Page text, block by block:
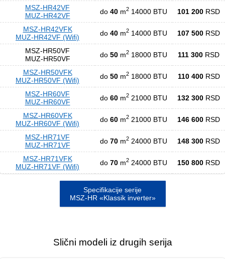
MSZ-HR42VF
MUZ-HR42VF
do 40 m2 14000 BTU 101 200 RSD
MSZ-HR42VFK
MUZ-HR42VF (Wifi)
do 40 m2 14000 BTU 107 500 RSD
MSZ-HR50VF
MUZ-HR50VF
do 50 m2 18000 BTU 111 300 RSD
MSZ-HR50VFK
MUZ-HR50VF (Wifi)
do 50 m2 18000 BTU 110 400RSD
MSZ-HR60VF
MUZ-HR60VF
do 60 m2 21000 BTU 132 300 RSD
MSZ-HR60VFK
MUZ-HR60VF (Wifi)
do 60 m2 21000 BTU 146 600 RSD
MSZ-HR71VF
MUZ-HR71VF
do 70 m2 24000 BTU 148 300 RSD
MSZ-HR71VFK
MUZ-HR71VF (Wifi)
do 70 m2 24000 BTU 150 800 RSD
Specifikacije serije
MSZ-HR «Klassik inverter»
Slični modeli iz drugih serija